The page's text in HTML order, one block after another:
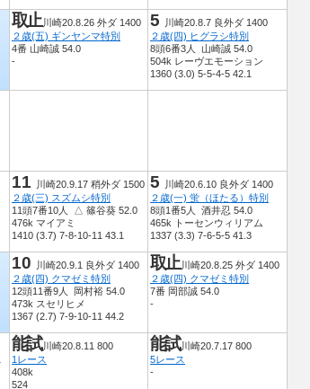
取止 川崎20.8.26 外ダ 1400
２歳(五) ギンヤンマ特別
4番 山崎誠 54.0
-
5
川崎20.8.7 良外ダ 1400
２歳(四) ヒグラシ特別
8頭6番3人 山崎誠 54.0
504k レーヴエモーション
1360 (3.0) 5-5-4-5 42.1
11
川崎20.9.17 稍外ダ 1500
２歳(三) スズムシ特別
11頭7番10人 △ 篠谷葵 52.0
476k マイアミ
1410 (3.7) 7-8-10-11 43.1
5
川崎20.6.10 良外ダ 1400
２歳(一) 蛍（ほたる）特別
8頭1番5人 酒井忍 54.0
465k トーセンウィリアム
1337 (3.3) 7-6-5-5 41.3
10
川崎20.9.1 良外ダ 1400
２歳(四) クマゼミ特別
12頭11番9人 岡村裕 54.0
473k スセリヒメ
1367 (2.7) 7-9-10-11 44.2
取止 川崎20.8.25 外ダ 1400
２歳(四) クマゼミ特別
7番 岡部誠 54.0
-
能試川崎20.8.11 800
1レース
408k
524
能試川崎20.7.17 800
5レース
-